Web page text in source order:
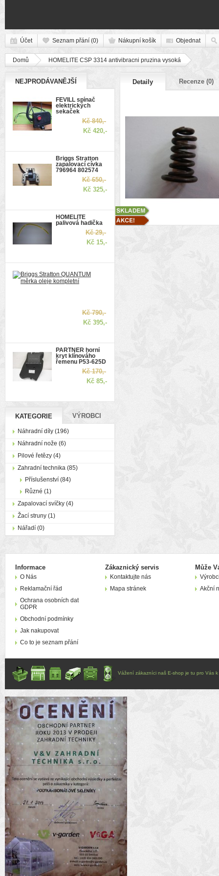
Účet Seznam přání (0) Nákupní košík Objednat
Domů HOMELITE CSP 3314 antivibracni pruzina vysoká
NEJPRODÁVANĚJŠÍ
FEVILL spínač
elektrických
sekaček
Kč 840,-
Kč 420,-
Briggs Stratton
zapalovací cívka
796964 802574
Kč 650,-
Kč 325,-
HOMELITE
palivová hadička
Kč 29,-
Kč 15,-
Kč 790,-
Kč 395,-
PARTNER horní
kryt klínováho
řemenu P53-625D
Kč 170,-
Kč 85,-
KATEGORIE VÝROBCI
Náhradní díly (196)
Náhradní nože (6)
Pilové řetězy (4)
Zahradní technika (85)
Příslušenství (84)
Různé (1)
Zapalovací svíčky (4)
Žací struny (1)
Nářadí (0)
Detaily Recenze (0)
Informace
O Nás
Reklamační řád
Ochrana osobních dat
GDPR
Obchodní podmínky
Jak nakupovat
Co to je seznam přání
Zákaznický servis
Kontaktujte nás
Mapa stránek
Může
Akční
Vážení zákazníci naš E-shop je tu pro Vás